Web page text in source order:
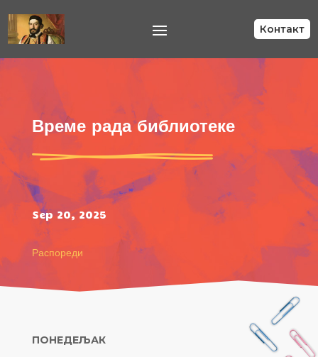
Контакт
Време рада библиотеке
Sep 20, 2025
Распореди
ПОНЕДЕЉАК